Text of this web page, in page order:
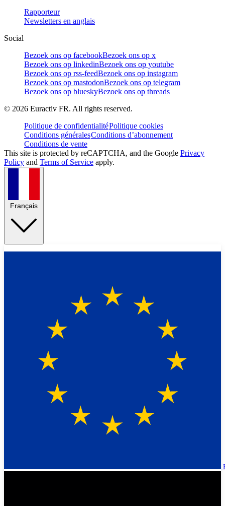
Rapporteur
Newsletters en anglais
Social
Bezoek ons op facebookBezoek ons op x
Bezoek ons op linkedinBezoek ons op youtube
Bezoek ons op rss-feedBezoek ons op instagram
Bezoek ons op mastodonBezoek ons op telegram
Bezoek ons op blueskyBezoek ons op threads
© 2026 Euractiv FR. All rights reserved.
Politique de confidentialitéPolitique cookies
Conditions généralesConditions d’abonnement
Conditions de vente
This site is protected by reCAPTCHA, and the Google Privacy
Policy and Terms of Service apply.
Français